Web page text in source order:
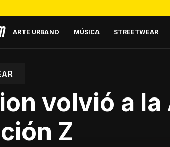
ARTE URBANO MÚSICA STREETWEAR
volvió a
Z